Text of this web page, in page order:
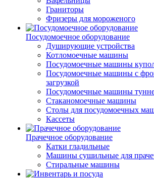
Граниторы
Фризеры для мороженого
Посудомоечное оборудование
Душирующие устройства
Котломоечные машины
Посудомоечные машины
Посудомоечные машины с
загрузкой
Посудомоечные машины
Стаканомоечные машины
Столы для посудомоечных
Кассеты
Прачечное оборудование
Катки гладильные
Машины сушильные для
Стиральные машины